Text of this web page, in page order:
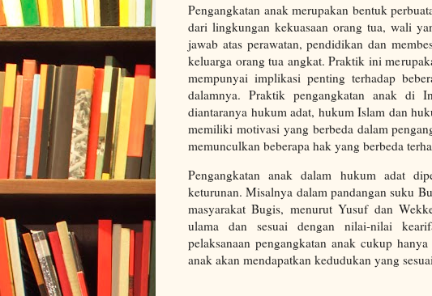
Pengangkatan anak merupakan bentuk
dari lingkungan kekuasaan orang tua, wali
jawab atas perawatan, pendidikan dan
keluarga orang tua angkat. Praktik ini
mempunyai implikasi penting terhadap
dalamnya. Praktik pengangkatan anak di
diantaranya hukum adat, hukum Islam dan
memiliki motivasi yang berbeda dalam
memunculkan beberapa hak yang berbeda
Pengangkatan anak dalam hukum adat
keturunan. Misalnya dalam pandangan suku
masyarakat Bugis, menurut Yusuf dan
ulama dan sesuai dengan nilai-nilai
pelaksanaan pengangkatan anak cukup
anak akan mendapatkan kedudukan yang